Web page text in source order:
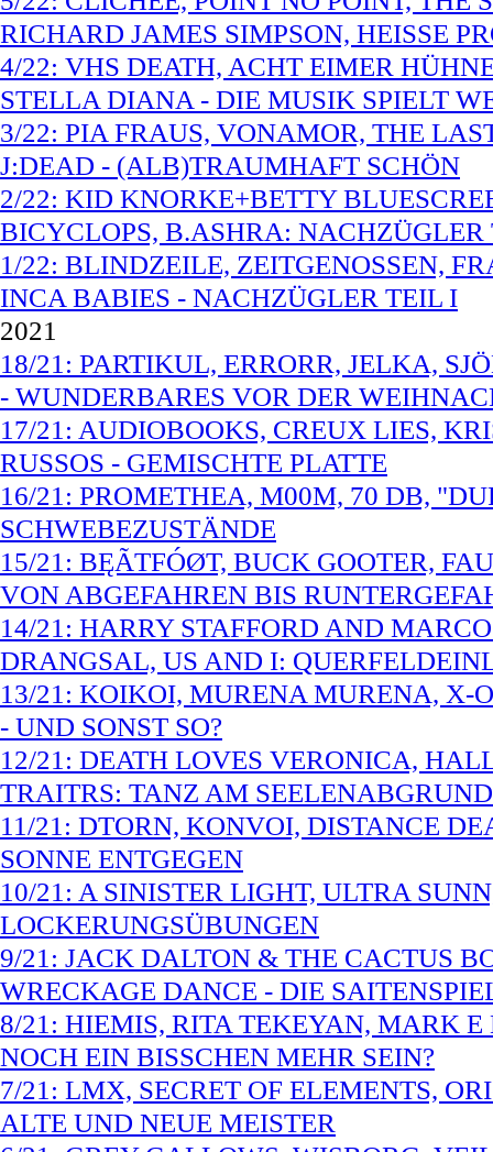
RICHARD JAMES SIMPSON, HEISSE
4/22: VHS DEATH, ACHT EIMER
STELLA DIANA - DIE MUSIK SPIELT
3/22: PIA FRAUS, VONAMOR, THE
J:DEAD - (ALB)TRAUMHAFT SCHÖN
2/22: KID KNORKE+BETTY
BICYCLOPS, B.ASHRA:
1/22: BLINDZEILE, ZEITGENOSSEN,
INCA BABIES - NACHZÜGLER TEIL I
2021
18/21: PARTIKUL, ERRORR, JELKA,
- WUNDERBARES VOR DER
17/21: AUDIOBOOKS, CREUX LIES,
RUSSOS - GEMISCHTE PLATTE
16/21: PROMETHEA, M00M, 70 DB,
SCHWEBEZUSTÄNDE
15/21: BĘÃTFÓØT, BUCK GOOTER,
VON ABGEFAHREN BIS
14/21: HARRY STAFFORD AND
DRANGSAL, US AND I:
13/21: KOIKOI, MURENA MURENA, X-
- UND SONST SO?
12/21: DEATH LOVES VERONICA,
TRAITRS: TANZ AM SEELENABGRUND
11/21: DTORN, KONVOI, DISTANCE
SONNE ENTGEGEN
10/21: A SINISTER LIGHT, ULTRA
LOCKERUNGSÜBUNGEN
9/21: JACK DALTON & THE CACTUS
WRECKAGE DANCE - DIE
8/21: HIEMIS, RITA TEKEYAN, MARK
NOCH EIN BISSCHEN MEHR SEIN?
7/21: LMX, SECRET OF ELEMENTS,
ALTE UND NEUE MEISTER